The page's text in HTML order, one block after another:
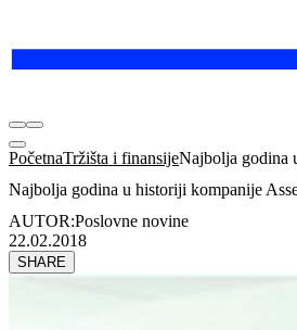
PočetnaTržišta i finansijeNajbolja godina
Najbolja godina u historiji kompanije
AUTOR:Poslovne novine
22.02.2018
SHARE